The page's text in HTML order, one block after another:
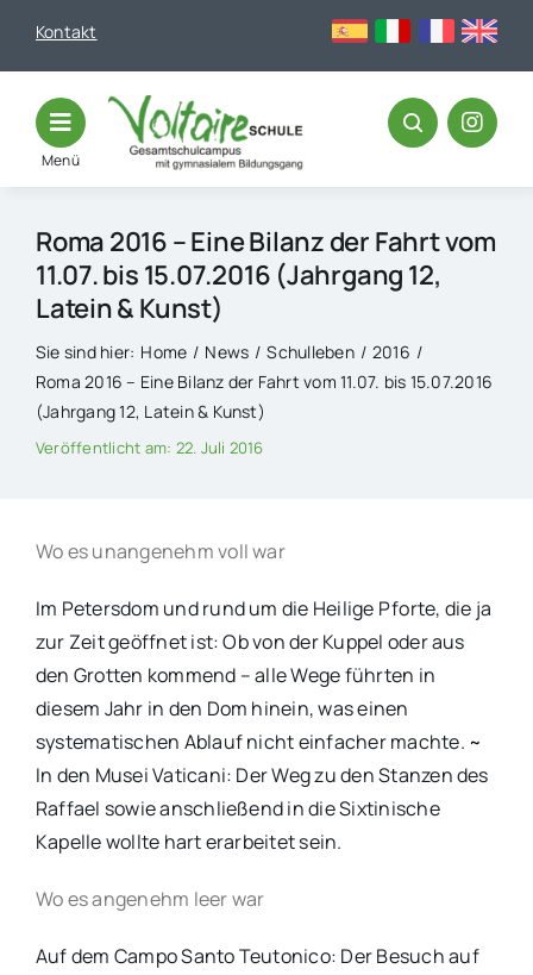
Kontakt
Menü
Roma 2016 – Eine Bilanz der Fahrt vom
11.07. bis 15.07.2016 (Jahrgang 12,
Latein & Kunst)
Sie sind hier: Home News Schulleben
2016
Roma 2016 – Eine Bilanz der Fahrt vom 11.07. bis 15.07.2016
(Jahrgang 12, Latein & Kunst)
Veröffentlicht am: 22. Juli 2016
Wo es unangenehm voll war
Im Petersdom und rund um die Heilige Pforte, die ja
zur Zeit geöffnet ist: Ob von der Kuppel oder aus
den Grotten kommend – alle Wege führten in
diesem Jahr in den Dom hinein, was einen
systematischen Ablauf nicht einfacher machte. ~
In den Musei Vaticani: Der Weg zu den Stanzen des
Raffael sowie anschließend in die Sixtinische
Kapelle wollte hart erarbeitet sein.
Wo es angenehm leer war
Auf dem Campo Santo Teutonico: Der Besuch auf